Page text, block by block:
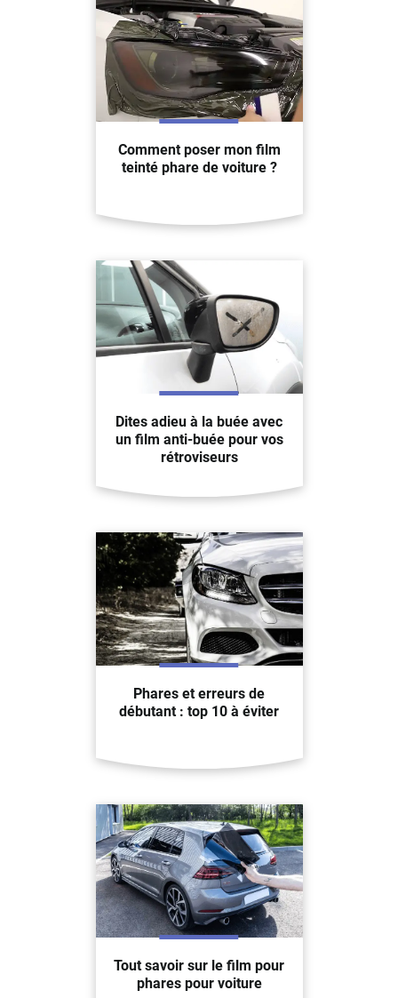
Comment poser mon film
teinté phare de voiture ?
Dites adieu à la buée avec
un film anti-buée pour vos
rétroviseurs
Phares et erreurs de
débutant : top 10 à éviter
Tout savoir sur le film pour
phares pour voiture